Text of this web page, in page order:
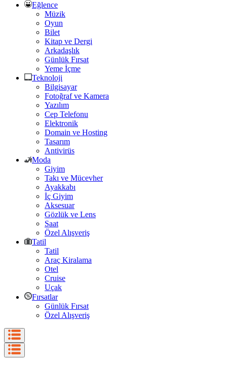
Eğlence
Müzik
Oyun
Bilet
Kitap ve Dergi
Arkadaşlık
Günlük Fırsat
Yeme İçme
Teknoloji
Bilgisayar
Fotoğraf ve Kamera
Yazılım
Cep Telefonu
Elektronik
Domain ve Hosting
Tasarım
Antivirüs
Moda
Giyim
Takı ve Mücevher
Ayakkabı
İç Giyim
Aksesuar
Gözlük ve Lens
Saat
Özel Alışveriş
Tatil
Tatil
Araç Kiralama
Otel
Cruise
Uçak
Fırsatlar
Günlük Fırsat
Özel Alışveriş